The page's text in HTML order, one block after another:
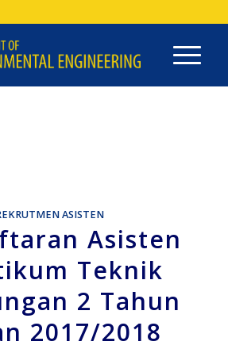
ASISTEN
Asisten
Teknik
2 Tahun
2017/2018